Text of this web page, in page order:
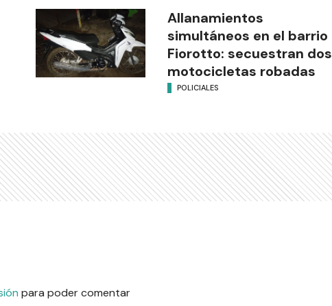
Allanamientos
simultáneos en el barrio
Fiorotto: secuestran dos
motocicletas robadas
POLICIALES
para poder comentar